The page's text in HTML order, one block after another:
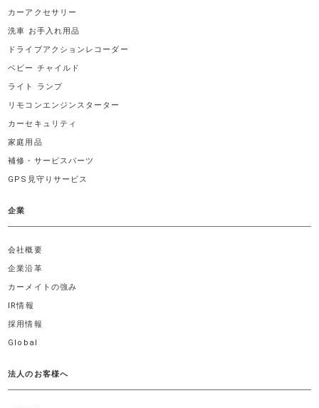
カーアクセサリー
洗車 お手入れ用品
ドライブアクションレコーダー
ベビー チャイルド
ライト ランプ
リモコンエンジンスターター
カーセキュリティ
家庭用品
補修・サービスパーツ
GPS見守りサービス
企業
会社概要
企業沿革
カーメイトの強み
IR情報
採用情報
Global
法人のお客様へ